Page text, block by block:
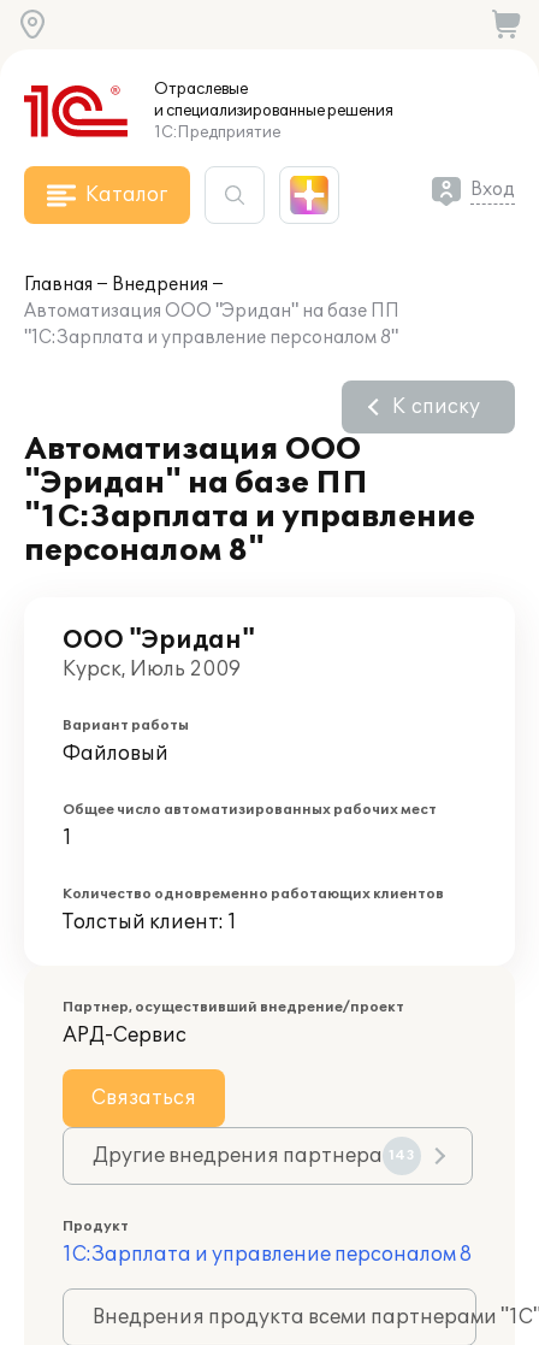
Отраслевые
и специализированныерешения
1С:Предприятие
Каталог Вход
Главная
Внедрения
Автоматизация ООО "Эридан" на базе ПП
"1С:Зарплата и управление персоналом 8"
Автоматизация ООО
"Эридан" на базе ПП
"1С:Зарплата и управление
персоналом 8"
К списку
ООО "Эридан"
Курск, Июль 2009
Вариант работы
Файловый
Общее число автоматизированных рабочих мест
1
Количество одновременно работающих клиентов
Толстый клиент: 1
Партнер, осуществивший внедрение/проект
АРД-Сервис
Связаться
Другие внедрения партнера 143
Продукт
1С:Зарплата и управление персоналом 8
Внедрения продукта всеми партнерами